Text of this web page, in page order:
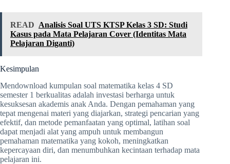
READ Analisis Soal UTS KTSP Kelas 3 SD: Studi
Kasus pada Mata Pelajaran Cover (Identitas Mata
Pelajaran Diganti)
Kesimpulan
Mendownload kumpulan soal matematika kelas 4 SD
semester 1 berkualitas adalah investasi berharga untuk
kesuksesan akademis anak Anda. Dengan pemahaman yang
tepat mengenai materi yang diajarkan, strategi pencarian yang
efektif, dan metode pemanfaatan yang optimal, latihan soal
dapat menjadi alat yang ampuh untuk membangun
pemahaman matematika yang kokoh, meningkatkan
kepercayaan diri, dan menumbuhkan kecintaan terhadap mata
pelajaran ini.